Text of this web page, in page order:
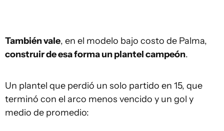
También vale, en el modelo bajo costo de Palma,
construir de esa forma un plantel campeón.
Un plantel que perdió un solo partido en 15, que
terminó con el arco menos vencido y un gol y
medio de promedio: